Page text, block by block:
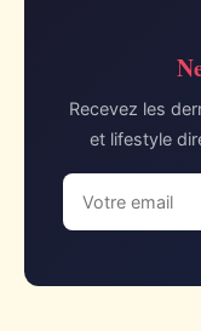
Recevez les
et lifestyle